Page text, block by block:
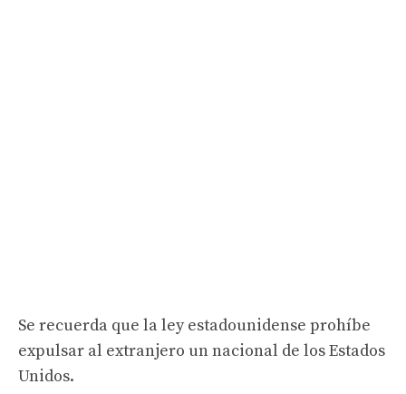
Se recuerda que la ley estadounidense prohíbe
expulsar al extranjero un nacional de los Estados
Unidos.